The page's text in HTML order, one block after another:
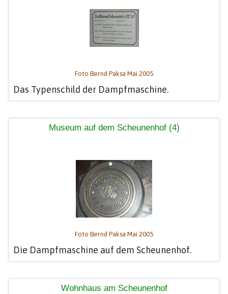
Foto Bernd Paksa Mai 2005
Das Typenschild der Dampfmaschine.
Museum auf dem Scheunenhof (4)
Foto Bernd Paksa Mai 2005
Die Dampfmaschine auf dem Scheunenhof.
Wohnhaus am Scheunenhof